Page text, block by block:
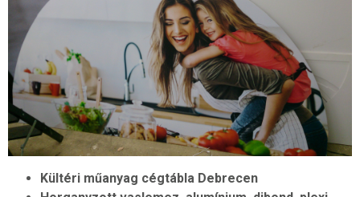
Kültéri műanyag cégtábla Debrecen